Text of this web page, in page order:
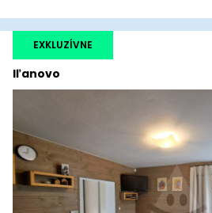
Iľanovo
EXKLUZÍVNE